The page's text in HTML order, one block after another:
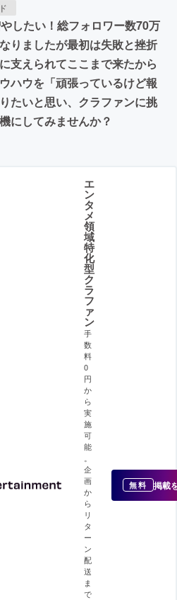
したい！総フォロワー数70万
りましたが最初は失敗と挫折
支えられてここまで来たから
ハウを「頑張っているけど報
たいと思い、クラファンに挑
にしてみませんか？
エ
ン
タ
メ
領
域
特
化
型
ク
ラ
フ
ァ
ン
手
数
料
0
円
か
ら
実
施
可
能
企
画
か
ら
リ
タ
ー
ン
配
送
ま
で
無料 掲載